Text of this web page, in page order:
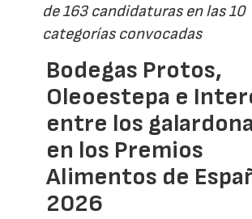
de 163 candidaturas en las 10
categorías convocadas
Bodegas Protos,
Oleoestepa e
entre los
en los Premios
Alimentos de
2026